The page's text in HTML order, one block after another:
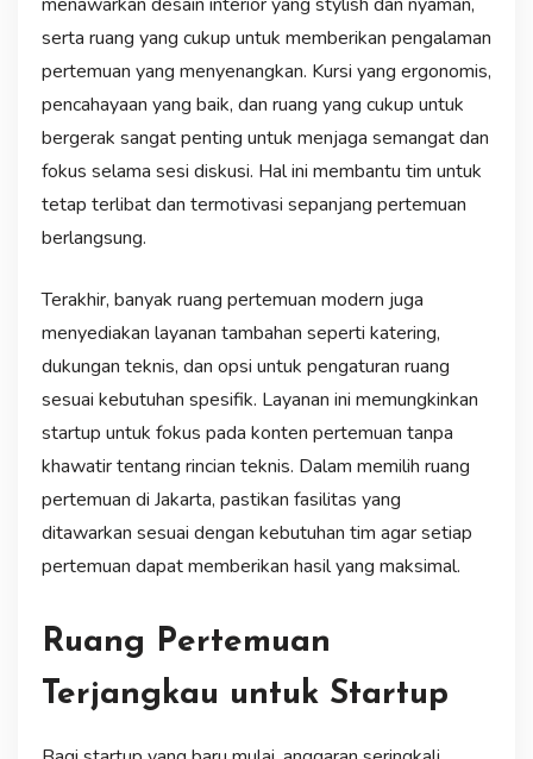
serta ruang yang cukup untuk memberikan pengalaman
pertemuan yang menyenangkan. Kursi yang ergonomis,
pencahayaan yang baik, dan ruang yang cukup untuk
bergerak sangat penting untuk menjaga semangat dan
fokus selama sesi diskusi. Hal ini membantu tim untuk
tetap terlibat dan termotivasi sepanjang pertemuan
berlangsung.
Terakhir, banyak ruang pertemuan modern juga
menyediakan layanan tambahan seperti katering,
dukungan teknis, dan opsi untuk pengaturan ruang
sesuai kebutuhan spesifik. Layanan ini memungkinkan
startup untuk fokus pada konten pertemuan tanpa
khawatir tentang rincian teknis. Dalam memilih ruang
pertemuan di Jakarta, pastikan fasilitas yang
ditawarkan sesuai dengan kebutuhan tim agar setiap
pertemuan dapat memberikan hasil yang maksimal.
Ruang Pertemuan
Terjangkau untuk Startup